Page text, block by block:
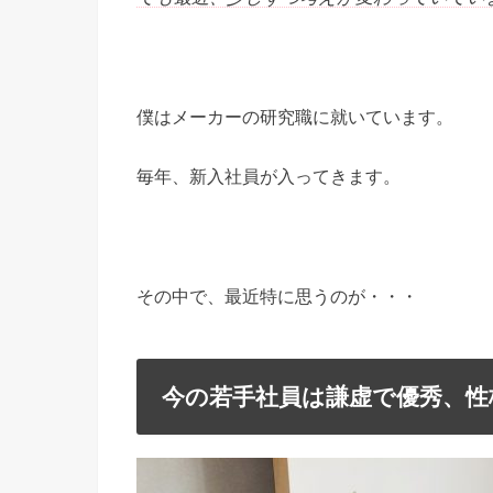
僕はメーカーの研究職に就いています。
毎年、新入社員が入ってきます。
その中で、最近特に思うのが・・・
今の若手社員は謙虚で優秀、